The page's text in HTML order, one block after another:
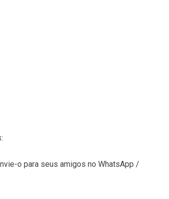
o para seus amigos no WhatsApp /